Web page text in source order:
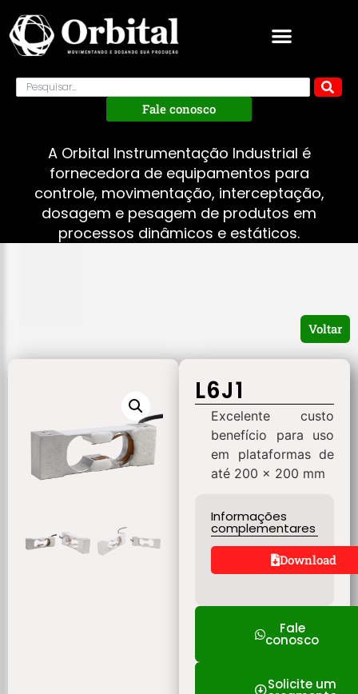
Fale conosco
A Orbital Instrumentação Industrial é
fornecedora de equipamentos para
controle, movimentação, interceptação,
dosagem e pesagem de produtos em
processos dinâmicos e estáticos.
Voltar
L6J1
Excelente custo
benefício para uso
em plataformas de
até 200 x 200 mm
Informações
complementares
Download
Fale
conosco
Solicite um